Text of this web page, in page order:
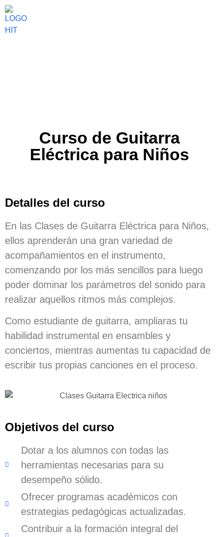
Curso de Guitarra
Eléctrica para Niños
Detalles del curso
En las Clases de Guitarra Eléctrica para Niños,
ellos aprenderán una gran variedad de
acompañamientos en el instrumento,
comenzando por los más sencillos para luego
poder dominar los parámetros del sonido para
realizar aquellos ritmos más complejos.
Como estudiante de guitarra, ampliaras tu
habilidad instrumental en ensambles y
conciertos, mientras aumentas tu capacidad de
escribir tus propias canciones en el proceso.
Objetivos del curso
Dotar a los alumnos con todas las
herramientas necesarias para su
desempeño sólido.
Ofrecer programas académicos con
estrategias pedagógicas actualizadas.
Contribuir a la formación integral del